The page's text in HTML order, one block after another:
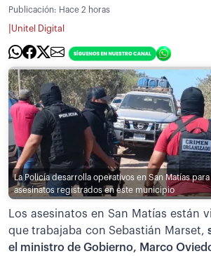
Publicación: Hace 2 horas
Unitel Digital
La Policía desarrolla operativos en San Matías
asesinatos registrados en este municipio
Los asesinatos en San Matías están
que trabajaba con Sebastián Marset,
el ministro de Gobierno, Marco